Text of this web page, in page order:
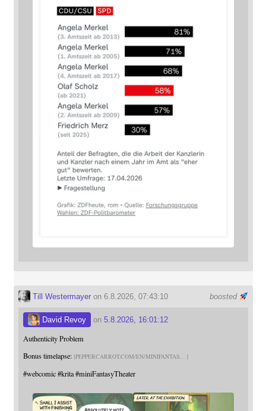
boosted
Till Westermayeron 6.8.2026, 07:43:10
David Revoy on 5.8.2026, 16:01:12
Authenticity Problem
Bonus timelapse: PEPPERCARROT.COM/EN/MINIFANTAS
#webcomic #krita #miniFantasyTheater